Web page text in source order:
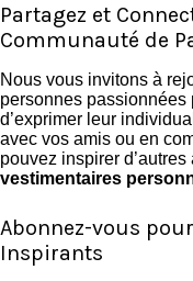
Partagez et
Communauté de
Nous vous invitons à
personnes passionnées
d’exprimer leur
avec vos amis ou en
pouvez inspirer
vestimentaires
Abonnez-vous
Inspirants